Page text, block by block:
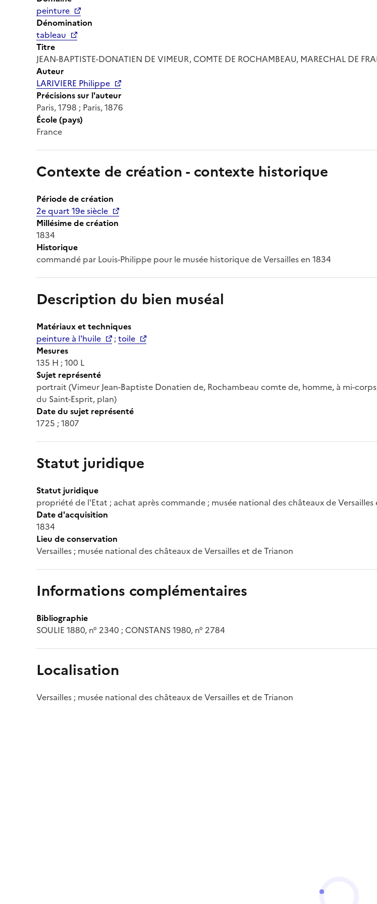
peinture
Dénomination
tableau
Titre
JEAN-BAPTISTE-DONATIEN DE VIMEUR, COMTE DE ROCHAMBEAU, MARECHAL DE
Auteur
LARIVIERE Philippe
Précisions sur l'auteur
Paris, 1798 ; Paris, 1876
École (pays)
France
Contexte de création - contexte historique
Période de création
2e quart 19e siècle
Millésime de création
1834
Historique
commandé par Louis-Philippe pour le musée historique de Versailles en 1834
Description du bien muséal
Matériaux et techniques
peinture à l'huile
;toile
Mesures
135 H ; 100 L
Sujet représenté
portrait (Vimeur Jean-Baptiste Donatien de, Rochambeau comte de, homme, à mi-
du Saint-Esprit, plan)
Date du sujet représenté
1725 ; 1807
Statut juridique
Statut juridique
propriété de l'Etat ; achat après commande ; musée national des châteaux de Versailles
Date d'acquisition
1834
Lieu de conservation
Versailles ; musée national des châteaux de Versailles et de Trianon
Informations complémentaires
Bibliographie
SOULIE 1880, n° 2340 ; CONSTANS 1980, n° 2784
Localisation
Versailles ; musée national des châteaux de Versailles et de Trianon